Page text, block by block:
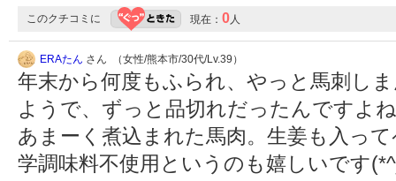
このクチコミに 現在： 0 人
ERAたん さん （女性/熊本市/30代/Lv.39）
年末から何度もふられ、やっと馬刺し
ようで、ずっと品切れだったんです
あまーく煮込まれた馬肉。生姜も入っ
学調味料不使用というのも嬉しいです